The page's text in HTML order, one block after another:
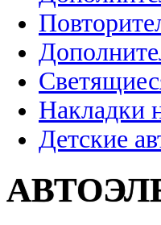
Накладки
Детские